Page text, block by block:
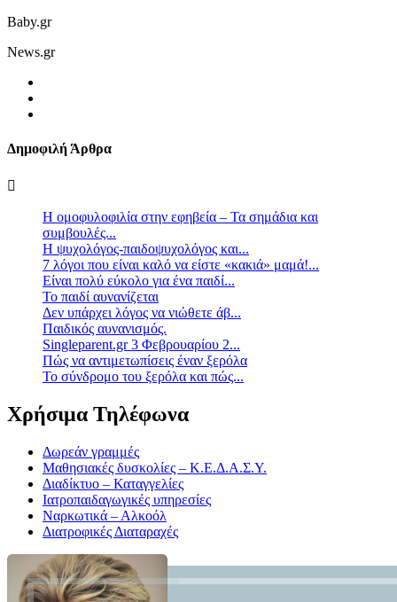
Baby.gr
News.gr
Δημοφιλή Άρθρα
Η ομοφυλοφιλία στην εφηβεία – Τα σημάδια και
συμβουλές...
Η ψυχολόγος-παιδοψυχολόγος και...
7 λόγοι που είναι καλό να είστε «κακιά» μαμά!...
Είναι πολύ εύκολο για ένα παιδί...
Το παιδί αυνανίζεται
Δεν υπάρχει λόγος να νιώθετε άβ...
Παιδικός αυνανισμός.
Singleparent.gr 3 Φεβρουαρίου 2...
Πώς να αντιμετωπίσεις έναν ξερόλα
Το σύνδρομο του ξερόλα και πώς...
Χρήσιμα Τηλέφωνα
Δωρεάν γραμμές
Μαθησιακές δυσκολίες – Κ.Ε.Δ.Α.Σ.Υ.
Διαδίκτυο – Καταγγελίες
Ιατροπαιδαγωγικές υπηρεσίες
Ναρκωτικά – Αλκοόλ
Διατροφικές Διαταραχές